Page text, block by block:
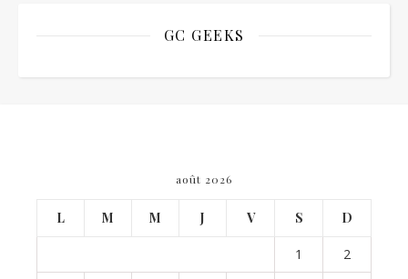
GC GEEKS
août 2026
L M M J V S D
1 2